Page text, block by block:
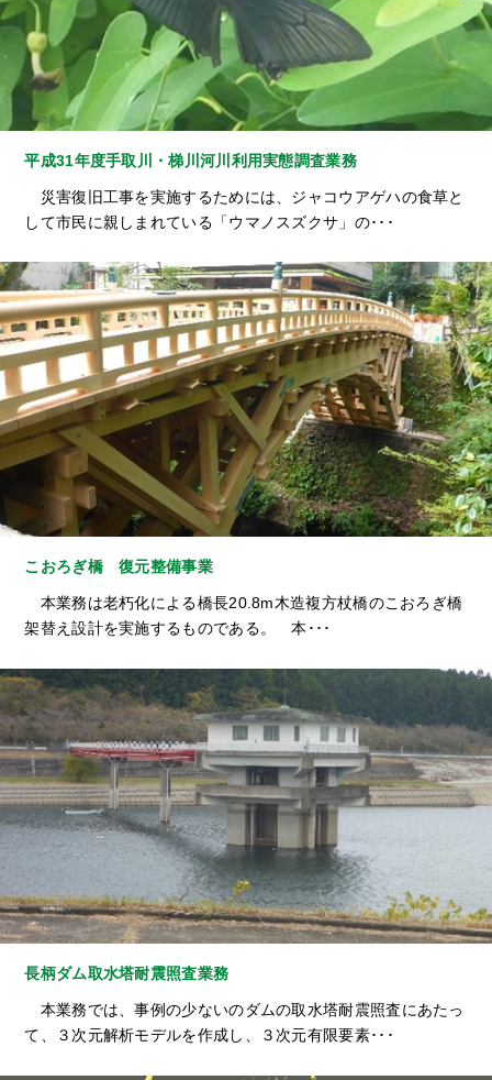
平成31年度手取川・梯川河川利用実態調査業務
災害復旧工事を実施するためには、ジャコウアゲハの食草と
して市民に親しまれている「ウマノスズクサ」の･･･
こおろぎ橋 復元整備事業
本業務は老朽化による橋長20.8m木造複方杖橋のこおろぎ橋
架替え設計を実施するものである。 本･･･
長柄ダム取水塔耐震照査業務
本業務では、事例の少ないのダムの取水塔耐震照査にあたっ
て、３次元解析モデルを作成し、３次元有限要素･･･